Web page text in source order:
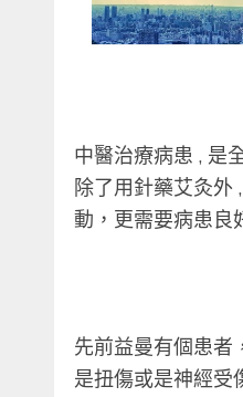
中醫治療病患 , 是
除了用針藥艾灸外
動，更需要病患良
先前益曼有個患者
是扭傷或是神經受